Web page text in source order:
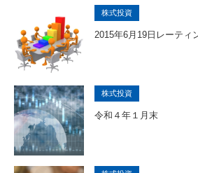
株式投資
2015年6月19日レーティ
株式投資
令和４年１月末